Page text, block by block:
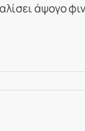
άψογο